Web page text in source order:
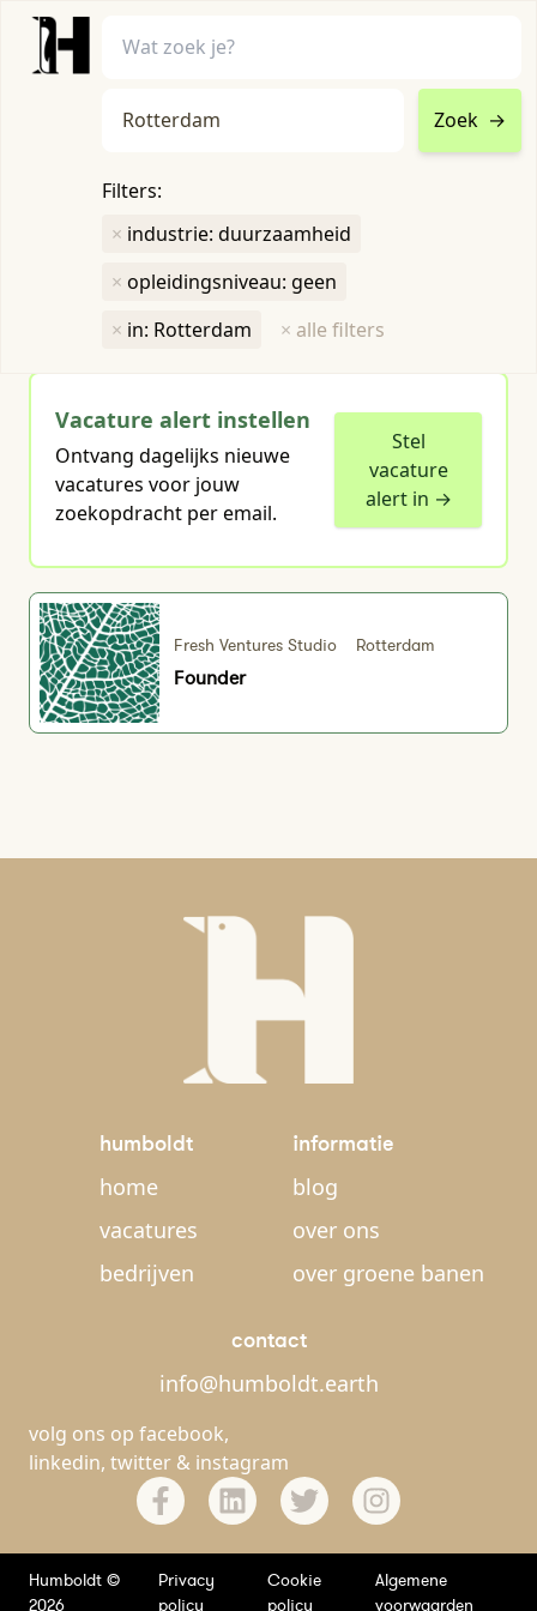
Zoek →
Filters:
× industrie: duurzaamheid
× opleidingsniveau: geen
× in: Rotterdam × alle filters
Humboldt heeft1groene vacature
voor je gevonden
Vacature alert instellen
Ontvang dagelijks nieuwe
vacatures voor jouw
zoekopdracht per email.
Stel
vacature
alert in →
Fresh Ventures Studio Rotterdam
Founder
humboldt
home
vacatures
bedrijven
informatie
blog
over ons
over groene banen
contact
info@humboldt.earth
volg ons op facebook,
linkedin, twitter & instagram
Humboldt ©
2026
Privacy
policy
Cookie
policy
Algemene
voorwaarden